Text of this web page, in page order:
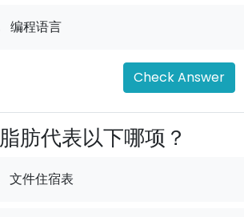
编程语言
Check Answer
脂肪代表以下哪项？
文件住宿表